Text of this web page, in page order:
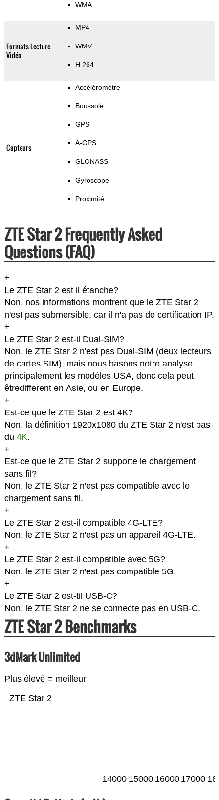
WMA
Formats Lecture
Vidéo
MP4
WMV
H.264
Capteurs
Accéléromètre
Boussole
GPS
A-GPS
GLONASS
Gyroscope
Proximité
ZTE Star 2 Frequently Asked
Questions (FAQ)
+
Le ZTE Star 2 est il étanche?
Non, nos informations montrent que le ZTE Star 2
n'est pas submersible, car il n'a pas de certification IP.
+
Le ZTE Star 2 est-il Dual-SIM?
Non, le ZTE Star 2 n'est pas Dual-SIM (deux lecteurs
de cartes SIM), mais nous basons notre analyse
principalement les modèles USA, donc cela peut
êtredifferent en Asie, ou en Europe.
+
Est-ce que le ZTE Star 2 est 4K?
Non, la définition 1920x1080 du ZTE Star 2 n'est pas
du 4K.
+
Est-ce que le ZTE Star 2 supporte le chargement
sans fil?
Non, le ZTE Star 2 n'est pas compatible avec le
chargement sans fil.
+
Le ZTE Star 2 est-il compatible 4G-LTE?
Non, le ZTE Star 2 n'est pas un appareil 4G-LTE.
+
Le ZTE Star 2 est-il compatible avec 5G?
Non, le ZTE Star 2 n'est pas compatible 5G.
+
Le ZTE Star 2 est-til USB-C?
Non, le ZTE Star 2 ne se connecte pas en USB-C.
ZTE Star 2 Benchmarks
3dMark Unlimited
Plus élevé = meilleur
ZTE Star 2
14000 15000 16000 17000